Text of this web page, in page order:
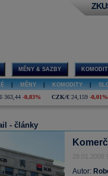
MĚNY & SAZBY
MĚNY KOMODITY
363,44 -0,83% CZK/€ 24,159 -0,01%
- články
28.01.2008
Autor: